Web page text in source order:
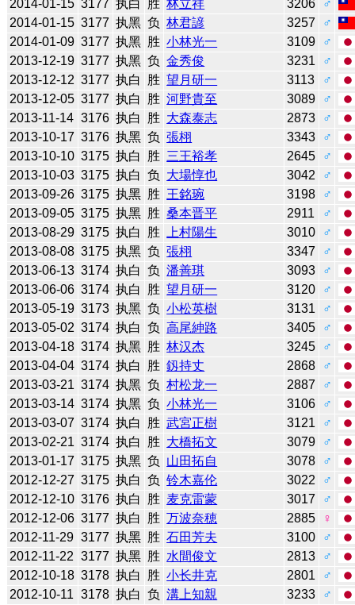
2014-01-15 3177 执白 胜 林立祥 3206
♂
2014-01-15 3177 执黑 负 林君諺 3257
♂
2014-01-09 3177 执黑 胜 小林光一 3109
♂
2013-12-19 3177 执黑 负 金秀俊 3231
♂
2013-12-12 3177 执白 胜 望月研一 3113
♂
2013-12-05 3177 执白 胜 河野貴至 3089
♂
2013-11-14 3176 执白 胜 大森泰志 2873
♂
2013-10-17 3176 执黑 负 張栩 3343
♂
2013-10-10 3175 执白 胜 三王裕孝 2645
♂
2013-10-03 3175 执白 负 大場惇也 3042
♂
2013-09-26 3175 执黑 胜 王銘琬 3198
♂
2013-09-05 3175 执黑 胜 桑本晋平 2911
♂
2013-08-29 3175 执白 胜 上村陽生 3010
♂
2013-08-08 3175 执黑 负 張栩 3347
♂
2013-06-13 3174 执白 负 潘善琪 3093
♂
2013-06-06 3174 执白 胜 望月研一 3120
♂
2013-05-19 3173 执黑 负 小松英樹 3131
♂
2013-05-02 3174 执白 负 高尾紳路 3405
♂
2013-04-18 3174 执黑 胜 林汉杰 3245
♂
2013-04-04 3174 执白 胜 釼持丈 2868
♂
2013-03-21 3174 执黑 负 村松龙一 2887
♂
2013-03-14 3174 执黑 负 小林光一 3106
♂
2013-03-07 3174 执白 胜 武宮正樹 3121
♂
2013-02-21 3174 执白 胜 大橋拓文 3079
♂
2013-01-17 3175 执黑 负 山田拓自 3078
♂
2012-12-27 3175 执白 负 铃木嘉伦 3022
♂
2012-12-10 3176 执白 胜 麦克雷蒙 3017
♂
2012-12-06 3177 执白 胜 万波奈穂 2885
♀
2012-11-29 3177 执黑 胜 石田芳夫 3100
♂
2012-11-22 3177 执黑 胜 水間俊文 2813
♂
2012-10-18 3178 执白 胜 小长井克 2801
♂
2012-10-11 3178 执白 负 溝上知親 3233
♂